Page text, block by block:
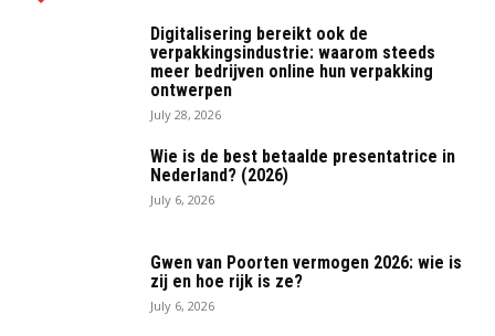
Digitalisering bereikt ook de
verpakkingsindustrie: waarom steeds
meer bedrijven online hun verpakking
ontwerpen
July 28, 2026
Wie is de best betaalde presentatrice in
Nederland? (2026)
July 6, 2026
Gwen van Poorten vermogen 2026: wie is
zij en hoe rijk is ze?
July 6, 2026